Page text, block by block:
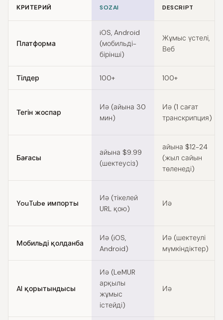
КРИТЕРИЙ SOZAI DESCRIPT
Платформа
iOS, Android
(мобильді-
бірінші)
Жұмыс үстелі,
Веб
Тілдер 100+ 100+
Тегін жоспар
Иә (айына 30
мин)
Иә (1 сағат
транскрипция)
Бағасы
айына $9.99
(шектеусіз)
айына $12-24
(жыл сайын
төленеді)
YouTube импорты
Иә (тікелей
URL қою)
Иә
Мобильді қолданба
Иә (iOS,
Android)
Иә (шектеулі
мүмкіндіктер)
AI қорытындысы
Иә (LeMUR
арқылы
жұмыс
істейді)
Иә